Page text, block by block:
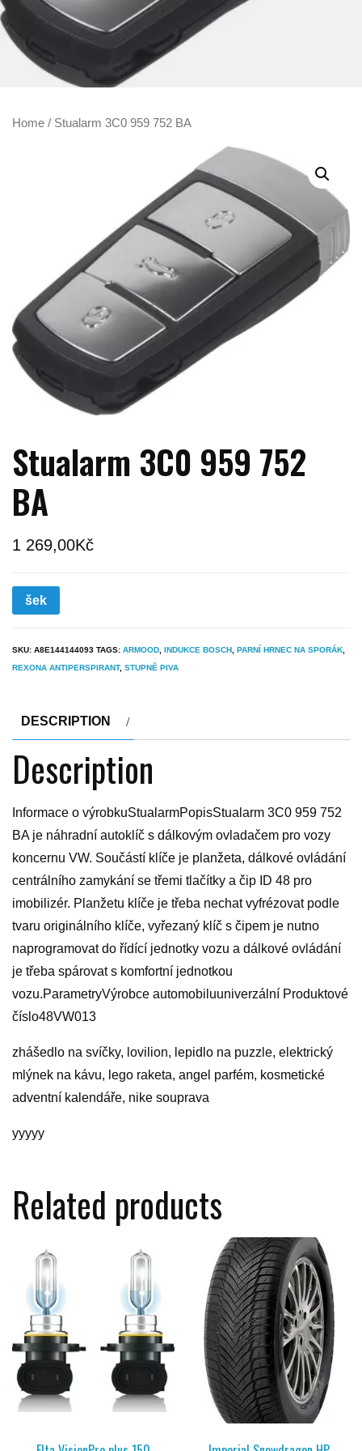
Home / Stualarm 3C0 959 752 BA
Stualarm 3C0 959 752
BA
1 269,00Kč
šek
SKU: A8E144144093 TAGS: ARMOOD, INDUKCE BOSCH, PARNÍ HRNEC NA SPORÁK,
REXONA ANTIPERSPIRANT, STUPNĚ PIVA
DESCRIPTION
Description
Informace o výrobkuStualarmPopisStualarm 3C0 959 752
BA je náhradní autoklíč s dálkovým ovladačem pro vozy
koncernu VW. Součástí klíče je planžeta, dálkové ovládání
centrálního zamykání se třemi tlačítky a čip ID 48 pro
imobilizér. Planžetu klíče je třeba nechat vyfrézovat podle
tvaru originálního klíče, vyřezaný klíč s čipem je nutno
naprogramovat do řídící jednotky vozu a dálkové ovládání
je třeba spárovat s komfortní jednotkou
vozu.ParametryVýrobce automobiluuniverzální Produktové
číslo48VW013
zhášedlo na svíčky, lovilion, lepidlo na puzzle, elektrický
mlýnek na kávu, lego raketa, angel parfém, kosmetické
adventní kalendáře, nike souprava
yyyyy
Related products